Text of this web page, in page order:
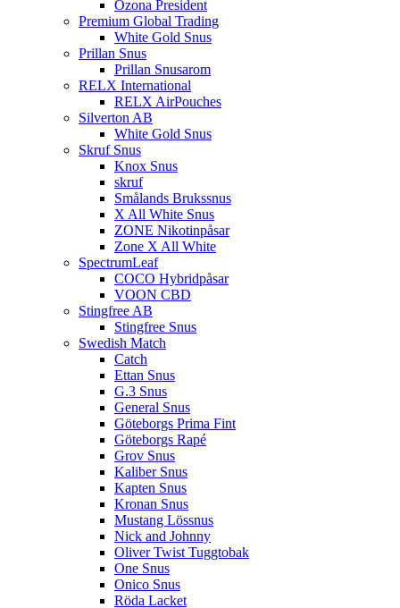
Ozona President
Premium Global Trading
White Gold Snus
Prillan Snus
Prillan Snusarom
RELX International
RELX AirPouches
Silverton AB
White Gold Snus
Skruf Snus
Knox Snus
skruf
Smålands Brukssnus
X All White Snus
ZONE Nikotinpåsar
Zone X All White
SpectrumLeaf
COCO Hybridpåsar
VOON CBD
Stingfree AB
Stingfree Snus
Swedish Match
Catch
Ettan Snus
G.3 Snus
General Snus
Göteborgs Prima Fint
Göteborgs Rapé
Grov Snus
Kaliber Snus
Kapten Snus
Kronan Snus
Mustang Lössnus
Nick and Johnny
Oliver Twist Tuggtobak
One Snus
Onico Snus
Röda Lacket